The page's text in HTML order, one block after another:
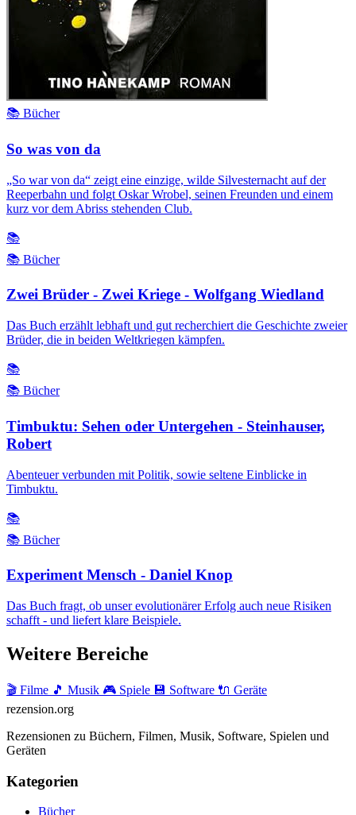
📚 Bücher
So was von da
„So war von da“ zeigt eine einzige, wilde Silvesternacht auf der
Reeperbahn und folgt Oskar Wrobel, seinen Freunden und einem
kurz vor dem Abriss stehenden Club.
📚
📚 Bücher
Zwei Brüder - Zwei Kriege - Wolfgang Wiedland
Das Buch erzählt lebhaft und gut recherchiert die Geschichte zweier
Brüder, die in beiden Weltkriegen kämpfen.
📚
📚 Bücher
Timbuktu: Sehen oder Untergehen - Steinhauser,
Robert
Abenteuer verbunden mit Politik, sowie seltene Einblicke in
Timbuktu.
📚
📚 Bücher
Experiment Mensch - Daniel Knop
Das Buch fragt, ob unser evolutionärer Erfolg auch neue Risiken
schafft - und liefert klare Beispiele.
Weitere Bereiche
🎬 Filme 🎵 Musik 🎮 Spiele 💾 Software 🔌 Geräte
rezension.org
Rezensionen zu Büchern, Filmen, Musik, Software, Spielen und
Geräten
Kategorien
Bücher